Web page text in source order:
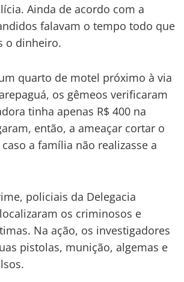
Ainda de acordo com a
falavam o tempo todo que
o dinheiro.
quarto de motel próximo à via
os gêmeos verificaram
tinha apenas R$ 400 na
então, a ameaçar cortar o
a família não realizasse a
policiais da Delegacia
os criminosos e
Na ação, os investigadores
pistolas, munição, algemas e